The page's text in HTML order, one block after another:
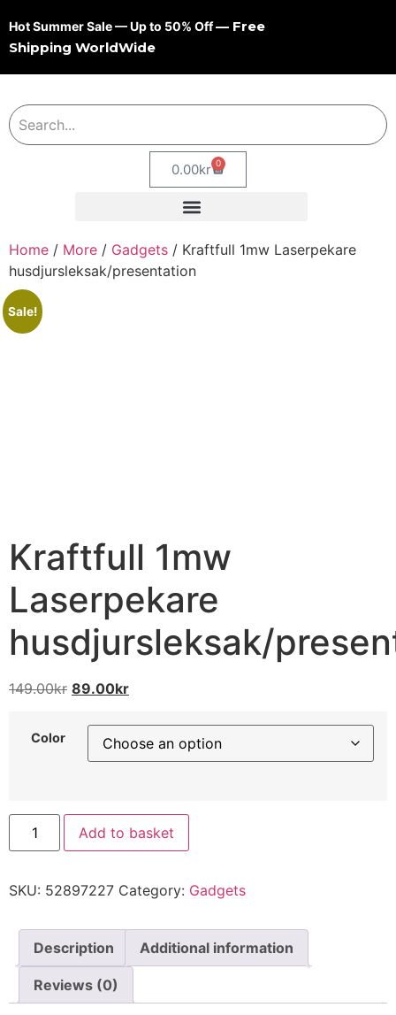
Hot Summer Sale — Up to 50% Off— Free
Shipping WorldWide
0.00kr 0
Home / More / Gadgets / Kraftfull 1mw Laserpekare
husdjursleksak/presentation
Sale!
Kraftfull 1mw
Laserpekare
husdjursleksak/
149.00kr 89.00kr
Color
Add to basket
SKU: 52897227 Category: Gadgets
Description Additional information
Reviews (0)